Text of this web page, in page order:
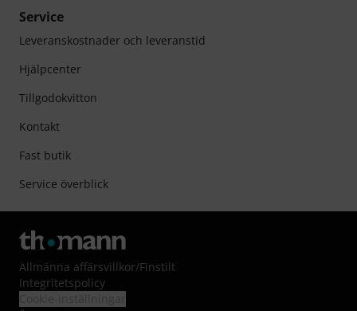
Service
Leveranskostnader och leveranstid
Hjälpcenter
Tillgodokvitton
Kontakt
Fast butik
Service överblick
Allmänna affärsvillkor/Finstilt
Integritetspolicy